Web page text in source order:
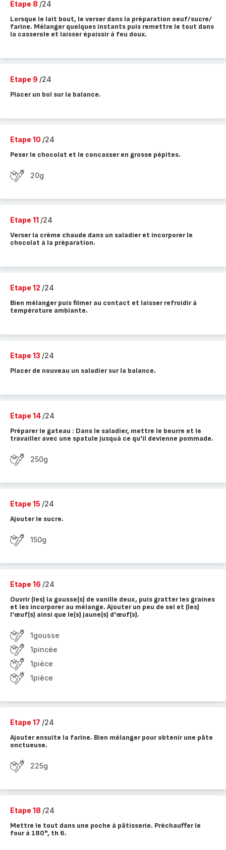
Etape 8 /24
Lorsque le lait bout, le verser dans la préparation oeuf/sucre/
farine. Mélanger quelques instants puis remettre le tout dans
la casserole et laisser épaissir à feu doux.
Etape 9 /24
Placer un bol sur la balance.
Etape 10 /24
Peser le chocolat et le concasser en grosse pépites.
20g
Etape 11 /24
Verser la crème chaude dans un saladier et incorporer le
chocolat à la préparation.
Etape 12 /24
Bien mélanger puis filmer au contact et laisser refroidir à
température ambiante.
Etape 13 /24
Placer de nouveau un saladier sur la balance.
Etape 14 /24
Préparer le gateau : Dans le saladier, mettre le beurre et le
travailler avec une spatule jusquà ce qu'il devienne pommade.
250g
Etape 15 /24
Ajouter le sucre.
150g
Etape 16 /24
Ouvrir (les) la gousse(s) de vanille deux, puis gratter les graines
et les incorporer au mélange. Ajouter un peu de sel et (les)
l'œuf(s) ainsi que le(s) jaune(s) d'œuf(s).
1gousse
1pincée
1pièce
1pièce
Etape 17 /24
Ajouter ensuite la farine. Bien mélanger pour obtenir une pâte
onctueuse.
225g
Etape 18 /24
Mettre le tout dans une poche à pâtisserie. Préchauffer le
four à 180°, th 6.